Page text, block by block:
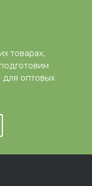
товарах,
оптовых